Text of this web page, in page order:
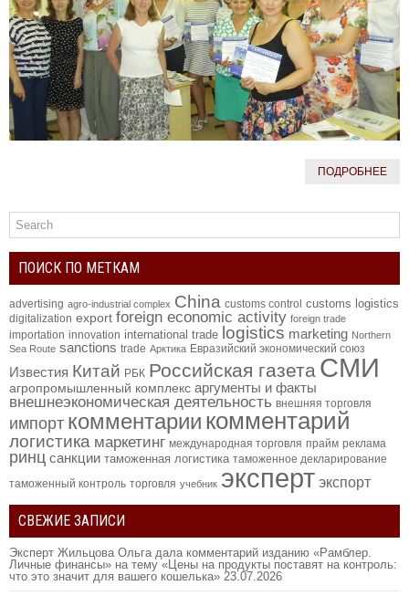
ПОДРОБНЕЕ
ПОИСК ПО МЕТКАМ
advertising agro-industrial complex China customs control customs logistics
digitalization export foreign economic activity foreign trade
importation innovation international trade logistics marketing Northern
Sea Route sanctions trade Арктика Евразийский экономический союз
Известия Китай РБК Российская газета СМИ
агропромышленный комплекс аргументы и факты
внешнеэкономическая деятельность внешняя торговля
импорт комментарии комментарий
логистика маркетинг международная торговля прайм реклама
ринц санкции таможенная логистика таможенное декларирование
таможенный контроль торговля учебник эксперт экспорт
СВЕЖИЕ ЗАПИСИ
Эксперт Жильцова Ольга дала комментарий изданию «Рамблер.
Личные финансы» на тему «Цены на продукты поставят на контроль:
что это значит для вашего кошелька» 23.07.2026